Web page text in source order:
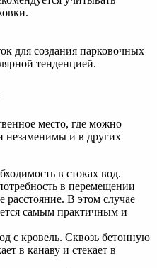
для создания парковочных
тенденцией.
место, где можно
незаменимы и в других
в стоках вод.
в перемещении
расстояние. В этом случае
самым практичным и
с кровель. Сквозь бетонную
в канаву и стекает в